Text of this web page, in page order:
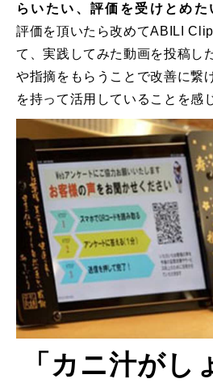
らいたい、評価を受けとめた
評価を頂いたら改めてABILI
て、実践してみた動画を投稿し
や指摘をもらうことで改善に繋
を持って活用していることを感
「カニ汁がし